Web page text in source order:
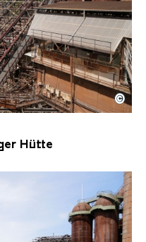
Hütte mit
Hütte | Karl
©
Hütte